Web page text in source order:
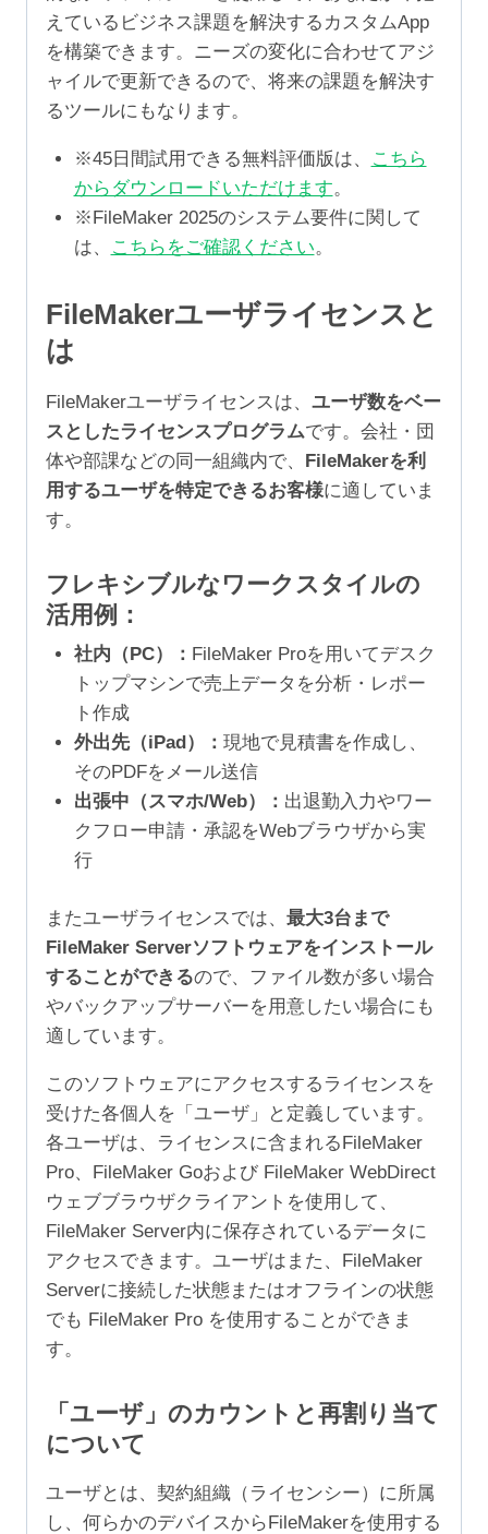
えているビジネス課題を解決するカスタムApp
を構築できます。ニーズの変化に合わせてアジ
ャイルで更新できるので、将来の課題を解決す
るツールにもなります。
※45日間試用できる無料評価版は、
こちら
からダウンロードいただけます。
※FileMaker 2025のシステム要件に関して
は、
こちらをご確認ください。
FileMakerユーザライセンスと
は
FileMakerユーザライセンスは、 ユーザ数をベー
スとしたライセンスプログラムです。会社・団
体や部課などの同一組織内で、
FileMakerを利
用するユーザを特定できるお客様に適していま
す。
フレキシブルなワークスタイルの
活用例：
社内（PC）： FileMaker Proを用いてデスク
トップマシンで売上データを分析・レポー
ト作成
外出先（iPad）： 現地で見積書を作成し、
そのPDFをメール送信
出張中（スマホ/Web）： 出退勤入力やワー
クフロー申請・承認をWebブラウザから実
行
またユーザライセンスでは、 最大3台まで
FileMaker Serverソフトウェアをインストール
することができるので、ファイル数が多い場合
やバックアップサーバーを用意したい場合にも
適しています。
このソフトウェアにアクセスするライセンスを
受けた各個人を「ユーザ」と定義しています。
各ユーザは、ライセンスに含まれるFileMaker
Pro、FileMaker Goおよび FileMaker WebDirect
ウェブブラウザクライアントを使用して、
FileMaker Server内に保存されているデータに
アクセスできます。ユーザはまた、FileMaker
Serverに接続した状態またはオフラインの状態
でも FileMaker Pro を使用することができま
す。
「ユーザ」のカウントと再割り当て
について
ユーザとは、契約組織（ライセンシー）に所属
し、何らかのデバイスからFileMakerを使用する